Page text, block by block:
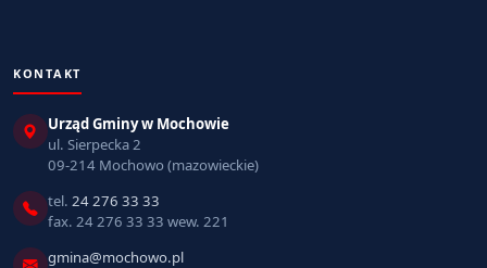
KONTAKT
Urząd Gminy w Mochowie
ul. Sierpecka 2
09-214 Mochowo (mazowieckie)
tel. 24 276 33 33
fax. 24 276 33 33 wew. 221
gmina@mochowo.pl